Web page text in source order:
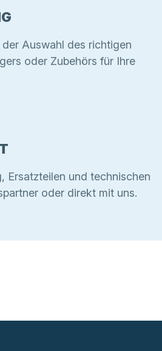
Auswahl des richtigen
oder Zubehörs für Ihre
Ersatzteilen und technischen
oder direkt mit uns.